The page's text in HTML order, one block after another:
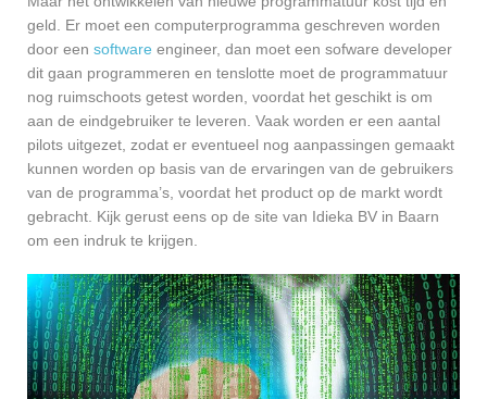
geld. Er moet een computerprogramma geschreven worden
door een software engineer, dan moet een sofware developer
dit gaan programmeren en tenslotte moet de programmatuur
nog ruimschoots getest worden, voordat het geschikt is om
aan de eindgebruiker te leveren. Vaak worden er een aantal
pilots uitgezet, zodat er eventueel nog aanpassingen gemaakt
kunnen worden op basis van de ervaringen van de gebruikers
van de programma’s, voordat het product op de markt wordt
gebracht. Kijk gerust eens op de site van Idieka BV in Baarn
om een indruk te krijgen.